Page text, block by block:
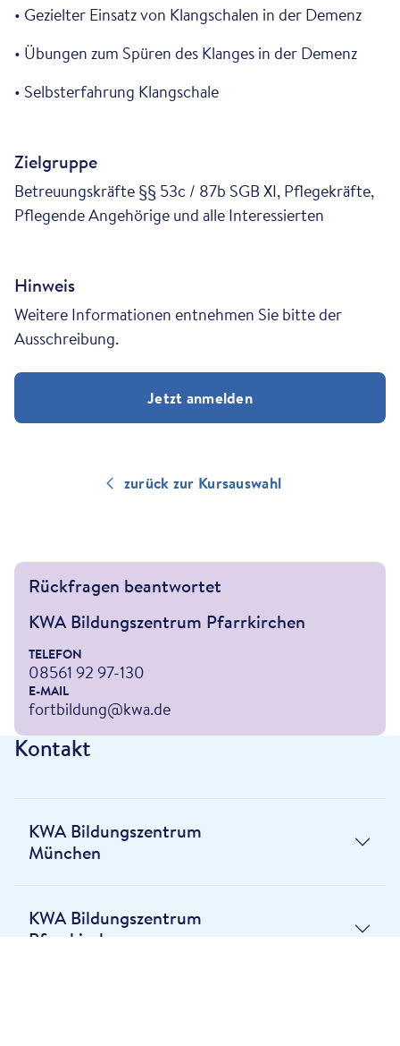
• Gezielter Einsatz von Klangschalen in der Demenz
• Übungen zum Spüren des Klanges in der Demenz
• Selbsterfahrung Klangschale
Zielgruppe
Betreuungskräfte §§ 53c / 87b SGB XI, Pflegekräfte,
Pflegende Angehörige und alle Interessierten
Hinweis
Weitere Informationen entnehmen Sie bitte der
Ausschreibung.
Jetzt anmelden
zurück zur Kursauswahl
Rückfragen beantwortet
KWA Bildungszentrum Pfarrkirchen
TELEFON
08561 92 97-130
E-MAIL
fortbildung@kwa.de
Kontakt
KWA Bildungszentrum
München
KWA Bildungszentrum
Pfarrkirchen